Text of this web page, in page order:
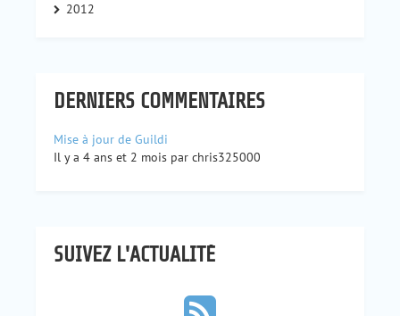
2012
DERNIERS COMMENTAIRES
Mise à jour de Guildi
Il y a 4 ans et 2 mois par chris325000
SUIVEZ L'ACTUALITÉ